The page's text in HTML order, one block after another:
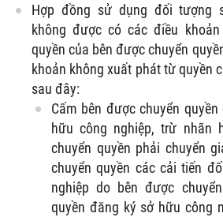
Hợp đồng sử dụng đối tượng
không được có các điều
quyền của bên được chuyển
khoản không xuất phát từ quyền
sau đây:
Cấm bên được chuyển
hữu công nghiệp, trừ nhãn
chuyển quyền phải chuyển
chuyển quyền các cải tiến
nghiệp do bên được
quyền đăng ký sở hữu công